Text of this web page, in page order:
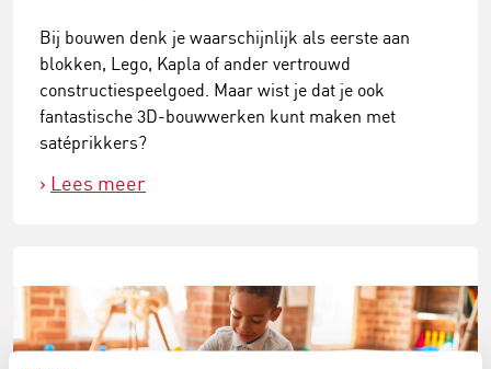
Bij bouwen denk je waarschijnlijk als eerste aan
blokken, Lego, Kapla of ander vertrouwd
constructiespeelgoed. Maar wist je dat je ook
fantastische 3D-bouwwerken kunt maken met
satéprikkers?
Lees meer